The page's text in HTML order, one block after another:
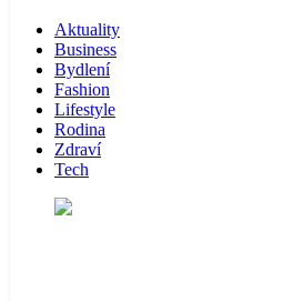
Aktuality
Business
Bydlení
Fashion
Lifestyle
Rodina
Zdraví
Tech